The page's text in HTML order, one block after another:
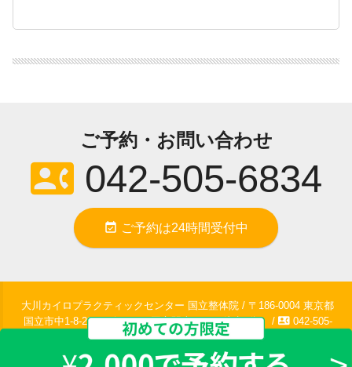
ご予約・お問い合わせ
contact_phone042-505-6834
event_available ご予約は24時間受付中
大川カイロプラクティックセンター 国立整体院 / 〒186-0004 東京都
国立市中1-8-20KTビル 1F / 国立駅南口より徒歩2分。 / contact_phone042-505-
6834